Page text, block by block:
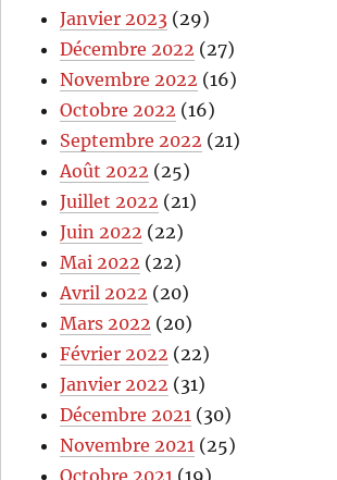
Janvier 2023 (29)
Décembre 2022 (27)
Novembre 2022 (16)
Octobre 2022 (16)
Septembre 2022 (21)
Août 2022 (25)
Juillet 2022 (21)
Juin 2022 (22)
Mai 2022 (22)
Avril 2022 (20)
Mars 2022 (20)
Février 2022 (22)
Janvier 2022 (31)
Décembre 2021 (30)
Novembre 2021 (25)
Octobre 2021 (19)